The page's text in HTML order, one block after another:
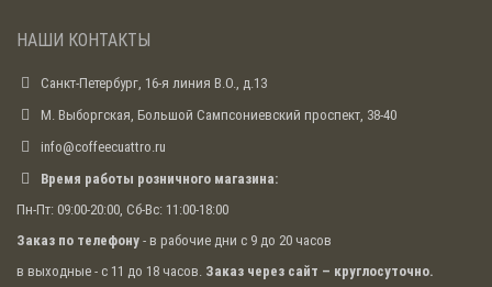
НАШИ КОНТАКТЫ
Санкт-Петербург, 16-я линия В.О., д.13
М. Выборгская, Большой Сампсониевский проспект, 38-40
info@coffeecuattro.ru
Время работы розничного магазина:
Пн-Пт: 09:00-20:00, Сб-Вс: 11:00-18:00
Заказ по телефону - в рабочие дни с 9 до 20 часов
в выходные - с 11 до 18 часов. Заказ через сайт – круглосуточно.